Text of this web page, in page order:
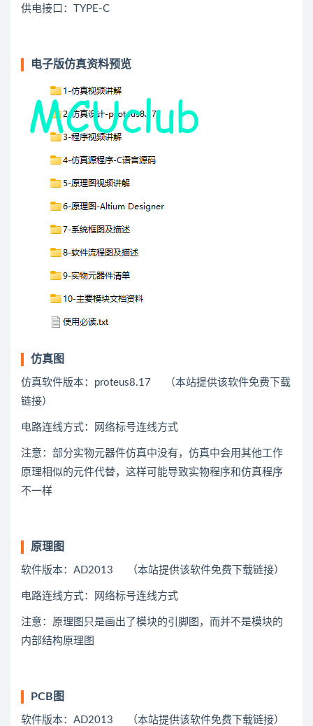
供电接口：TYPE-C
电子版仿真资料预览
仿真图
仿真软件版本：proteus8.17 （本站提供该软件免费下载
链接）
电路连线方式：网络标号连线方式
注意：部分实物元器件仿真中没有，仿真中会用其他工作
原理相似的元件代替，这样可能导致实物程序和仿真程序
不一样
原理图
软件版本：AD2013 （本站提供该软件免费下载链接）
电路连线方式：网络标号连线方式
注意：原理图只是画出了模块的引脚图，而并不是模块的
内部结构原理图
PCB图
软件版本：AD2013 （本站提供该软件免费下载链接）